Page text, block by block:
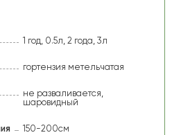
1 год, 0.5л, 2 года, 3л
гортензия метельчатая
не разваливается,
шаровидный
150-200см